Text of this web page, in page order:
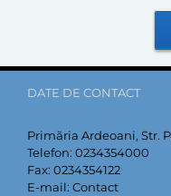
DATE DE CONTACT
Primăria Ardeoani, Str.
Telefon: 0234354000
Fax: 0234354122
E-mail: Contact